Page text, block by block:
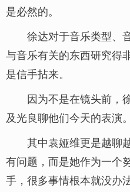
是必然的。
徐达对于音乐类型、
与音乐有关的东西研究得
是信手拈来。
因为不是在镜头前，
及光良聊他们今天的表演。
其中袁娅维更是越聊
有问题，而是她作为一个
手，很多事情根本就没办